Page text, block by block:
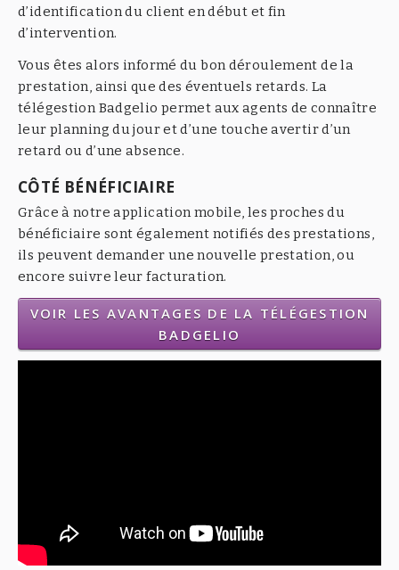
d’identification du client en début et fin
d’intervention.
Vous êtes alors informé du bon déroulement de la
prestation, ainsi que des éventuels retards. La
télégestion Badgelio permet aux agents de connaître
leur planning du jour et d’une touche avertir d’un
retard ou d’une absence.
CÔTÉ BÉNÉFICIAIRE
Grâce à notre application mobile, les proches du
bénéficiaire sont également notifiés des prestations,
ils peuvent demander une nouvelle prestation, ou
encore suivre leur facturation.
VOIR LES AVANTAGES DE LA TÉLÉGESTION
BADGELIO